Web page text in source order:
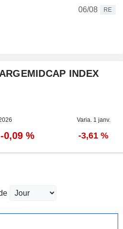
06/08
RE
INDEX
Varia. 1 janv.
-0,09 % -3,61 %